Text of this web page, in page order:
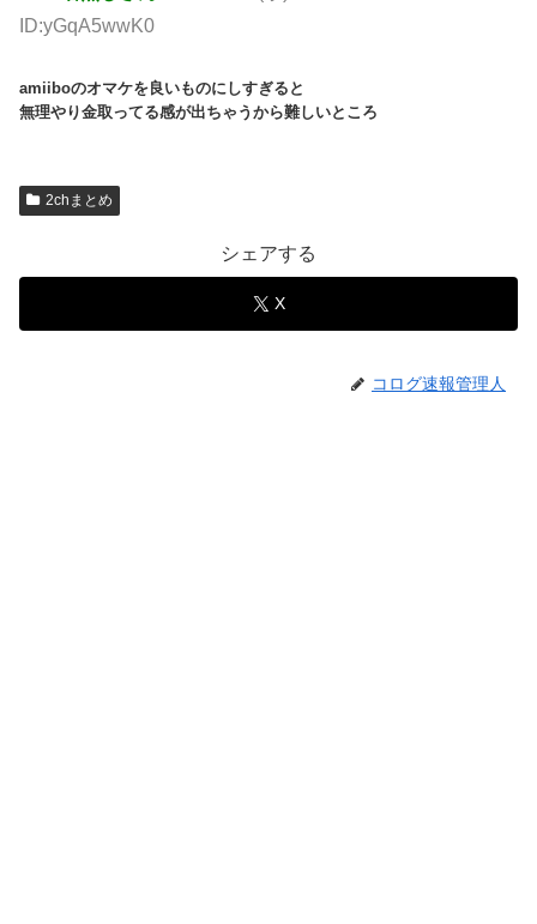
ID:yGqA5wwK0
amiiboのオマケを良いものにしすぎると
無理やり金取ってる感が出ちゃうから難しいところ
2chまとめ
シェアする
X
コログ速報管理人